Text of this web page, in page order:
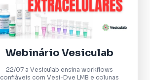
Webinário Vesiculab
22/07 a Vesiculab ensina workflows
confiáveis com Vesi-Dye LMB e colunas